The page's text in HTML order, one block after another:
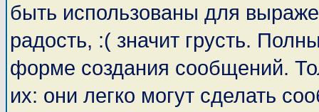
быть использованы для
радость, :( значит грусть.
форме создания сообщений.
их: они легко могут сделать